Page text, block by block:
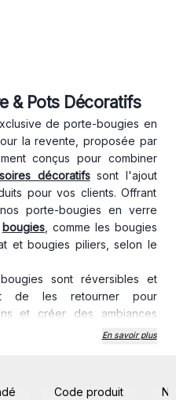
& Pots Décoratifs
de porte-bougies en
la revente, proposée par
conçus pour combiner
décoratifssont l'ajout
pour vos clients. Offrant
porte-bougies en verre
bougies, comme les bougies
et bougies piliers, selon le
sont réversibles et
de les retourner pour
et créer des ambiances
de nos porte-bougies en
décoratives polyvalentes
En savoir plus
Code produit
inscrivez-vous pour
accéder aux prix de gros